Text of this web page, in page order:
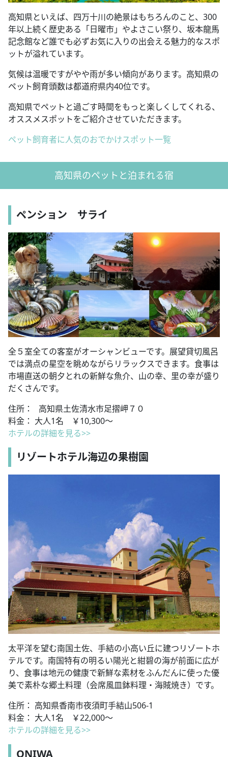
高知県といえば、四万十川の絶景はもちろんのこと、300
年以上続く歴史ある「日曜市」やよさこい祭り、坂本龍馬
記念館など誰でも必ずお気に入りの出会える魅力的なスポ
ットが溢れています。
気候は温暖ですがやや雨が多い傾向があります。高知県の
ペット飼育頭数は都道府県内40位です。
高知県でペットと過ごす時間をもっと楽しくしてくれる、
オススメスポットをご紹介させていただきます。
ペット飼育者に人気のおでかけスポット一覧
高知県のペットと泊まれる宿
ペンション サライ
全５室全ての客室がオーシャンビューです。展望貸切風呂
では満点の星空を眺めながらリラックスできます。食事は
市場直送の朝夕とれの新鮮な魚介、山の幸、里の幸が盛り
だくさんです。
住所： 高知県土佐清水市足摺岬７０
料金： 大人1名 ￥10,300～
ホテルの詳細を見る>>
リゾートホテル海辺の果樹園
太平洋を望む南国土佐、手結の小高い丘に建つリゾートホ
テルです。南国特有の明るい陽光と紺碧の海が前面に広が
り、食事は地元の健康で新鮮な素材をふんだんに使った優
美で素朴な郷土料理（会席風皿鉢料理・海賊焼き）です。
住所： 高知県香南市夜須町手結山506-1
料金： 大人1名 ￥22,000～
ホテルの詳細を見る>>
ONIWA